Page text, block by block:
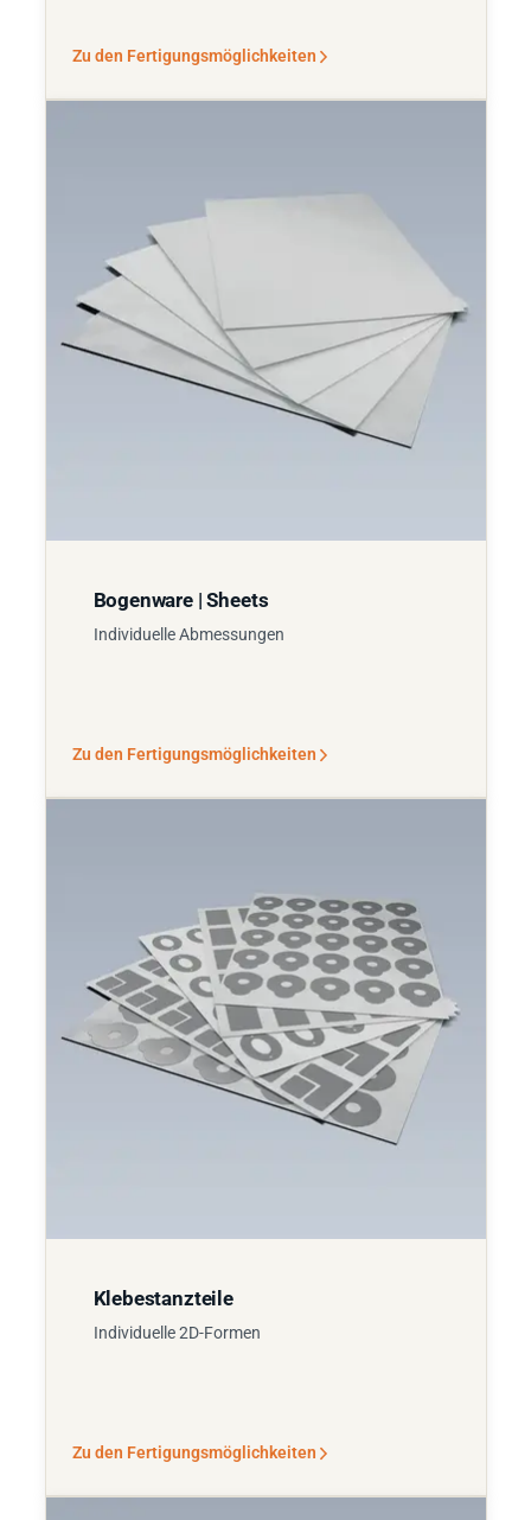
Zu den Fertigungsmöglichkeiten
Bogenware | Sheets
Individuelle Abmessungen
Zu den Fertigungsmöglichkeiten
Klebestanzteile
Individuelle 2D-Formen
Zu den Fertigungsmöglichkeiten